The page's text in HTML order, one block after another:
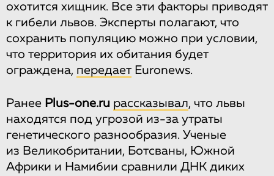
охотится хищник. Все эти факторы приводят
к гибели львов. Эксперты полагают, что
сохранить популяцию можно при условии,
что территория их обитания будет
ограждена, передает Euronews.
Ранее Plus-one.ru рассказывал, что львы
находятся под угрозой из-за утраты
генетического разнообразия. Ученые
из Великобритании, Ботсваны, Южной
Африки и Намибии сравнили ДНК диких